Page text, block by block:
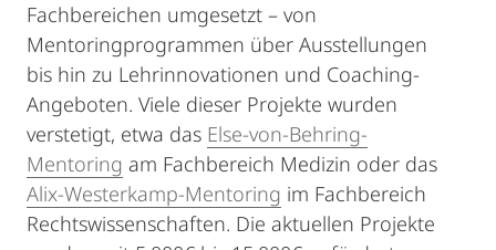
Fachbereichen umgesetzt – von
Mentoringprogrammen über Ausstellungen
bis hin zu Lehrinnovationen und Coaching-
Angeboten. Viele dieser Projekte wurden
verstetigt, etwa das Else-von-Behring-
Mentoring am Fachbereich Medizin oder das
Alix-Westerkamp-Mentoring im Fachbereich
Rechtswissenschaften. Die aktuellen Projekte